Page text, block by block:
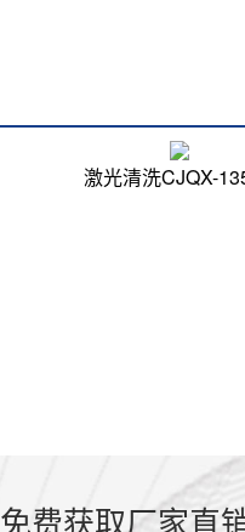
激光清洗CJQX-
免费获取厂家直